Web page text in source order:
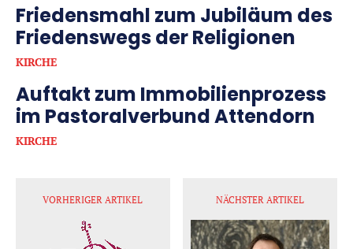
Friedensmahl zum Jubiläum des
Friedenswegs der Religionen
KIRCHE
Auftakt zum Immobilienprozess
im Pastoralverbund Attendorn
KIRCHE
VORHERIGER ARTIKEL NÄCHSTER ARTIKEL